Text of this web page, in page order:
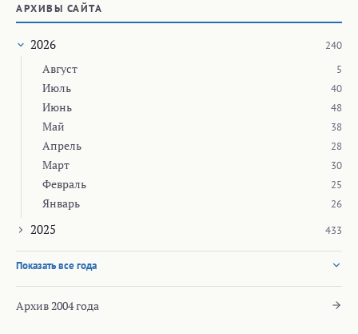
АРХИВЫ САЙТА
2026 240
Август 5
Июль 40
Июнь 48
Май 38
Апрель 28
Март 30
Февраль 25
Январь 26
2025 433
Показать все года
Архив 2004 года